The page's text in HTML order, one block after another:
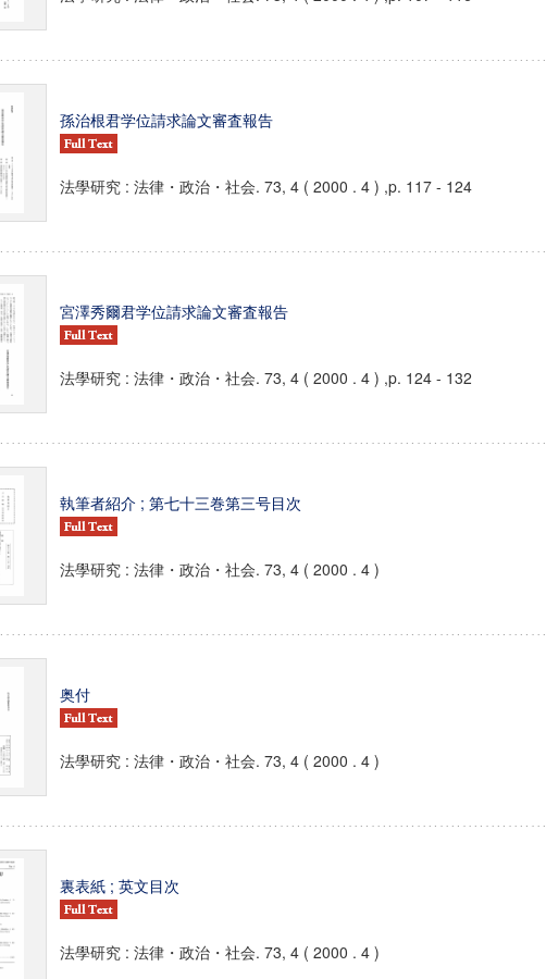
孫治根君学位請求論文審査報告
法學研究 : 法律・政治・社会. 73, 4 ( 2000 . 4 ) ,p. 117 - 124
宮澤秀爾君学位請求論文審査報告
法學研究 : 法律・政治・社会. 73, 4 ( 2000 . 4 ) ,p. 124 - 132
執筆者紹介 ; 第七十三巻第三号目次
法學研究 : 法律・政治・社会. 73, 4 ( 2000 . 4 )
奥付
法學研究 : 法律・政治・社会. 73, 4 ( 2000 . 4 )
裏表紙 ; 英文目次
法學研究 : 法律・政治・社会. 73, 4 ( 2000 . 4 )